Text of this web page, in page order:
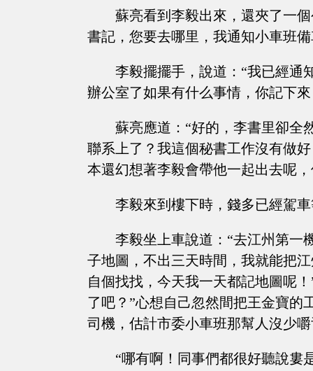
蘇亮看到李毅出來，還夾了一
書記，您要去哪里，我通知小車班備
李毅擺擺手，說道：“我已經通
辦公室了如果有什么事情，你記下
蘇亮應道：“好的，李書里卻全
聯系上了？我這個秘書工作沒有做
本還幻想著李毅會帶他一起出去呢
李毅來到樓下時，錢多已經駕
李毅坐上車說道：“去江州第一
子地圖，不出三天時間，我就能把
自個找找，今天我一天都記地圖呢
了吧？”心想自己忽然間把王金寶的
司機，估計市委小車班那幫人沒少
“哪有啊！同事們都很好聽說婁